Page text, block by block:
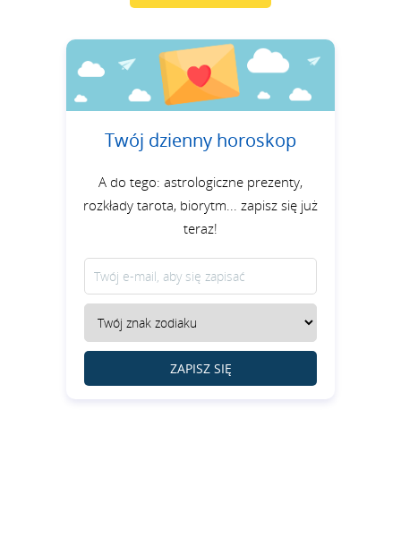
Twój dzienny horoskop
A do tego: astrologiczne prezenty,
rozkłady tarota, biorytm... zapisz się już
teraz!
ZAPISZ SIĘ